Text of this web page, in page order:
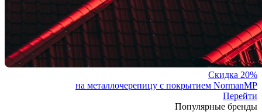
Скидка 20%
на металлочерепицу с покрытием NormanMP
Перейти
Популярные бренды